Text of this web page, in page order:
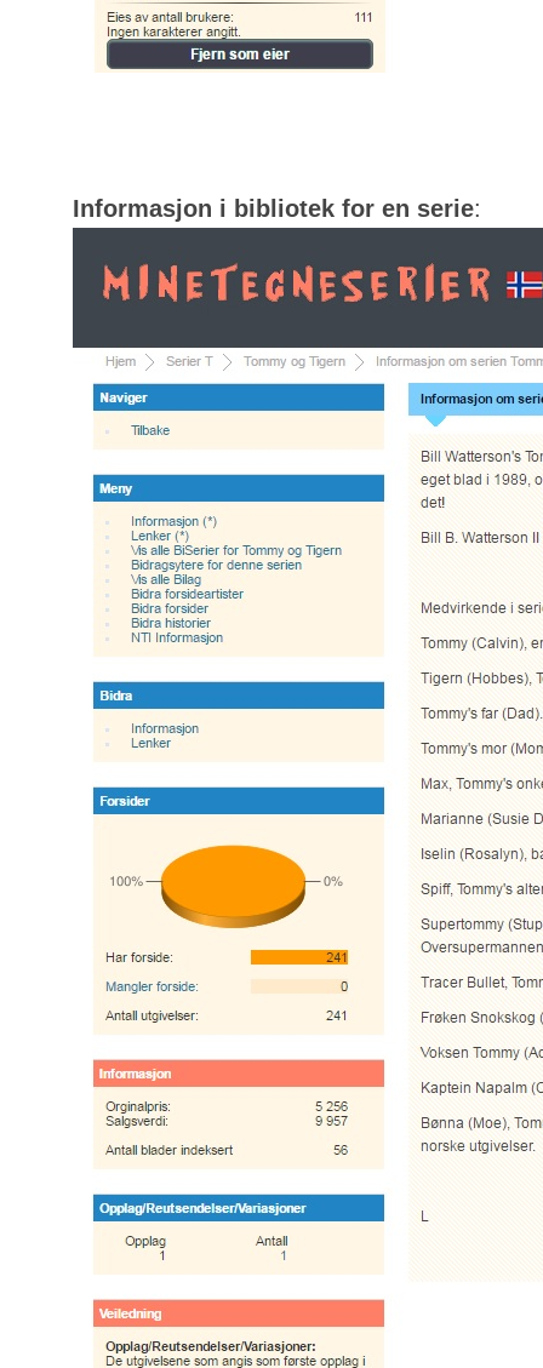
Informasjon i bibliotek for en serie: